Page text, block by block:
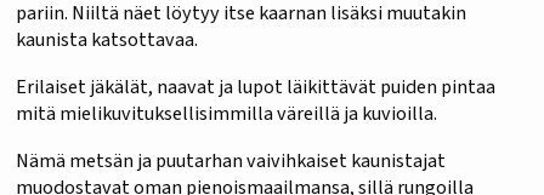
pariin. Niiltä näet löytyy itse kaarnan lisäksi muutakin
kaunista katsottavaa.
Erilaiset jäkälät, naavat ja lupot läikittävät puiden pintaa
mitä mielikuvituksellisimmilla väreillä ja kuvioilla.
Nämä metsän ja puutarhan vaivihkaiset kaunistajat
muodostavat oman pienoismaailmansa, sillä rungoilla